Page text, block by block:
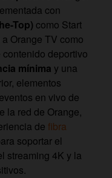
con
Top) como Start
Orange TV como
deportivo
mínima y una
elementos
en vivo de
la red de Orange,
de fibra
soportar el
streaming 4K y la